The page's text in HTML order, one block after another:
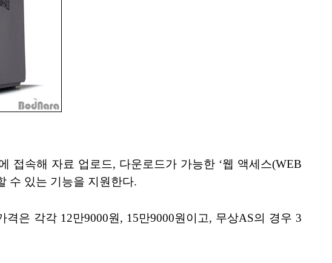
접속해 자료 업로드, 다운로드가 가능한 ‘웹 액세스(WEB
수 있는 기능을 지원한다.
은 각각 12만9000원, 15만9000원이고, 무상AS의 경우 3